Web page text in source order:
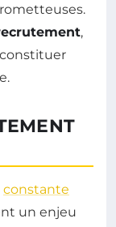
,
constante
un enjeu